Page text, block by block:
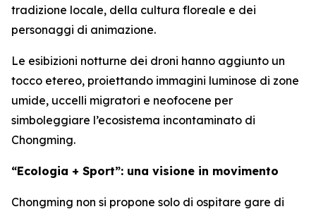
tradizione locale, della cultura floreale e dei
personaggi di animazione.
Le esibizioni notturne dei droni hanno aggiunto un
tocco etereo, proiettando immagini luminose di zone
umide, uccelli migratori e neofocene per
simboleggiare l’ecosistema incontaminato di
Chongming.
“Ecologia + Sport”: una visione in movimento
Chongming non si propone solo di ospitare gare di